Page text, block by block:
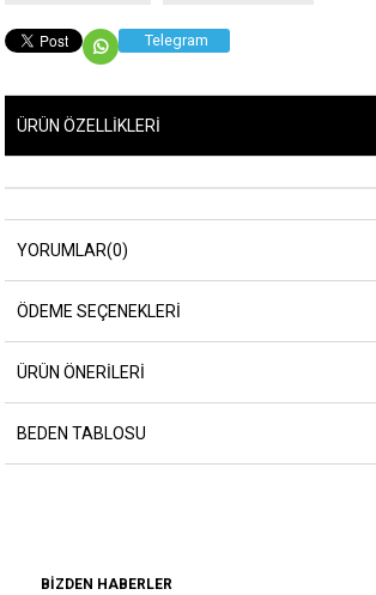
Telegram
ÜRÜN ÖZELLIKLERI
YORUMLAR(0)
ÖDEME SEÇENEKLERI
ÜRÜN ÖNERILERI
BEDEN TABLOSU
BIZDEN HABERLER